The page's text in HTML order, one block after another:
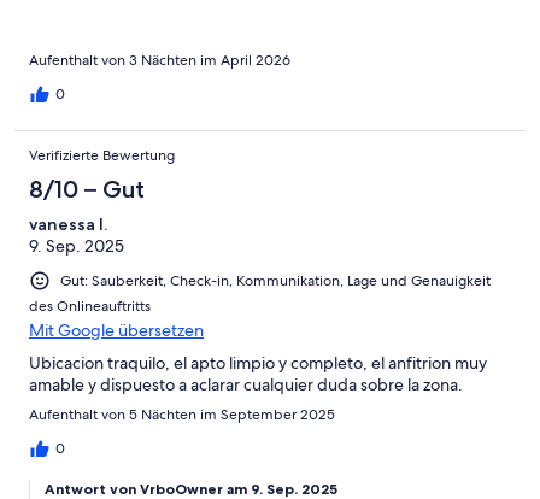
Aufenthalt von 3 Nächten im April 2026
0
Verifizierte Bewertung
8/10 – Gut
vanessa l.
9. Sep. 2025
Gut: Sauberkeit, Check-in, Kommunikation, Lage und Genauigkeit
des Onlineauftritts
Mit Google übersetzen
Ubicacion traquilo, el apto limpio y completo, el anfitrion muy
amable y dispuesto a aclarar cualquier duda sobre la zona.
Aufenthalt von 5 Nächten im September 2025
0
Antwort von VrboOwner am 9. Sep. 2025